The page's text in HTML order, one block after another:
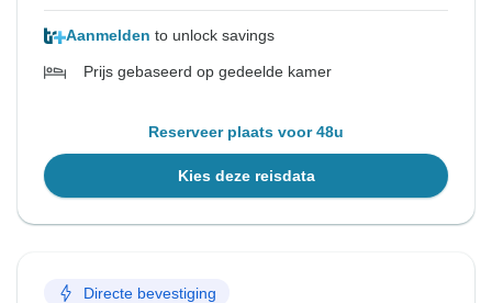
Aanmelden to unlock savings
Prijs gebaseerd op gedeelde kamer
Reserveer plaats voor 48u
Kies deze reisdata
Directe bevestiging